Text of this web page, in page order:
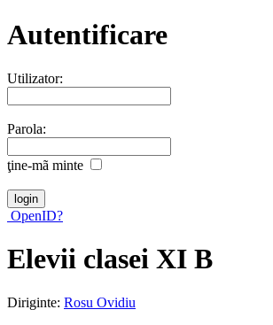
Autentificare
Utilizator:
Parola:
ţine-mã minte
OpenID?
Elevii clasei XI B
Diriginte: Rosu Ovidiu